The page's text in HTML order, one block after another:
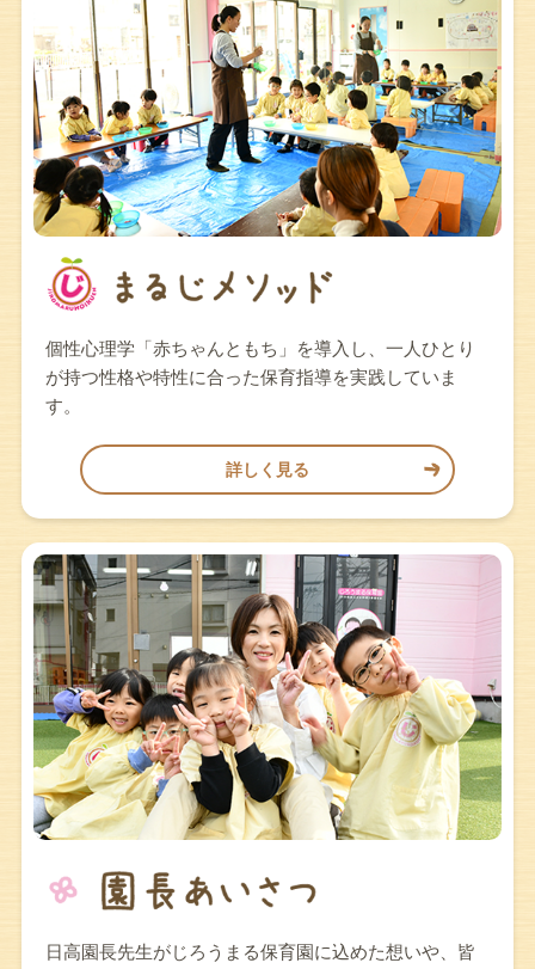
個性心理学「赤ちゃんともち」を導入し、一人ひとり
が持つ性格や特性に合った保育指導を実践していま
す。
詳しく見る
日高園長先生がじろうまる保育園に込めた想いや、皆